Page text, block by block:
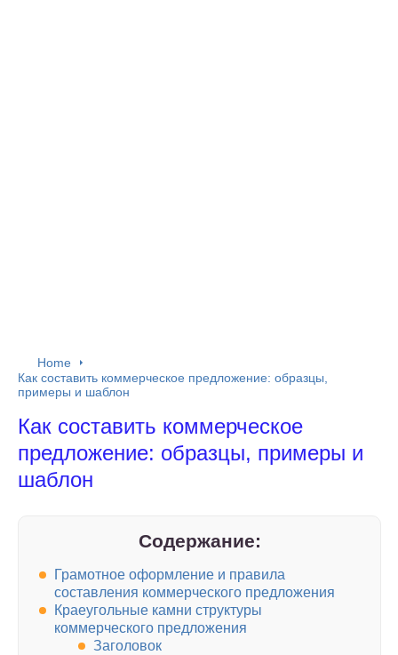
Home
Как составить коммерческое предложение: образцы,
примеры и шаблон
Как составить коммерческое
предложение: образцы, примеры и
шаблон
Содержание:
Грамотное оформление и правила
составления коммерческого предложения
Краеугольные камни структуры
коммерческого предложения
Заголовок